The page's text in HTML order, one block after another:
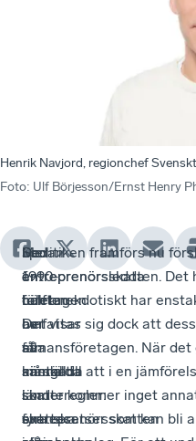
Henrik Navjord, regionchef
Foto: Ulf Börjesson/Ernst Henry
Sedan
1990-
talet
har
så
många
som
fyra
De
entreprenörsledda
företagen
omfattas
av
särskilda
skatteregler:
entreprenörsskatten
Mer
än
hälften
av
alla
anställda
i
svenska
I politiken framförs nu
entreprenörsskatten. Det
och anekdotiskt har
Det visar sig dock att
fåmansföretagen. När
känna till att i en
länder kommer inget
skattesatser som kan bli